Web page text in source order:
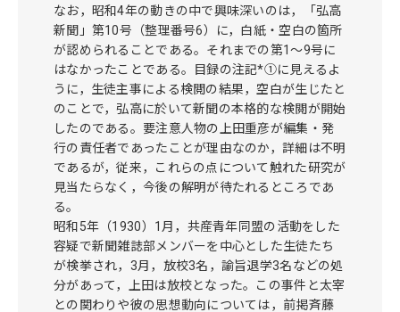
なお，昭和4年の動きの中で興味深いのは，「弘高
新聞」第10号（整理番号6）に，白紙・空白の箇所
が認められることである。それまでの第1～9号に
はなかったことである。目録の注記*①に見えるよ
うに，生徒主事による検閲の結果，空白が生じたと
のことで，弘高に於いて新聞の本格的な検閲が開始
したのである。要注意人物の上田重彦が編集・発
行の責任者であったことが理由なのか，詳細は不明
であるが，従来，これらの点について触れた研究が
見当たらなく，今後の解明が待たれるところであ
る。
昭和5年（1930）1月，共産青年同盟の活動をした
容疑で新聞雑誌部メンバーを中心とした生徒たち
が検挙され，3月，放校3名，諭旨退学3名などの処
分があって，上田は放校となった。この事件と太宰
との関わりや彼の思想動向については，前掲斉藤